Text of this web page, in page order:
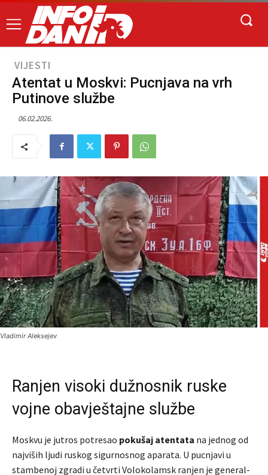
VIJESTI
Atentat u Moskvi: Pucnjava na vrh
Putinove službe
06.02.2026.
Vladimir Aleksejev
Ranjen visoki dužnosnik ruske
vojne obavještajne službe
Moskvu je jutros potresao pokušaj atentata na jednog od
najviših ljudi ruskog sigurnosnog aparata. U pucnjavi u
stambenoj zgradi u četvrti Volokolamsk ranjen je general-